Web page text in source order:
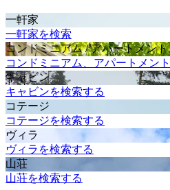
一軒家
一軒家を検索
コンドミニアム / アパートメント
コンドミニアム、アパートメン
キャビン
キャビンを検索する
コテージ
コテージを検索する
ヴィラ
ヴィラを検索する
山荘
山荘を検索する